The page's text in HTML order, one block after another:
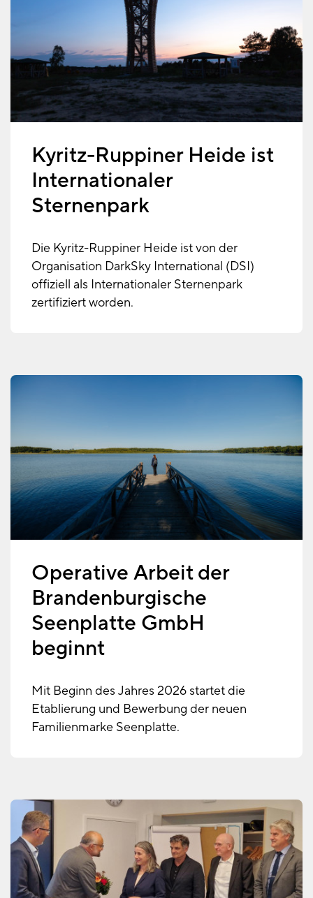
Kyritz-Ruppiner Heide ist
Internationaler
Sternenpark
Die Kyritz-Ruppiner Heide ist von der
Organisation DarkSky International (DSI)
offiziell als Internationaler Sternenpark
zertifiziert worden.
Operative Arbeit der
Brandenburgische
Seenplatte GmbH
beginnt
Mit Beginn des Jahres 2026 startet die
Etablierung und Bewerbung der neuen
Familienmarke Seenplatte.